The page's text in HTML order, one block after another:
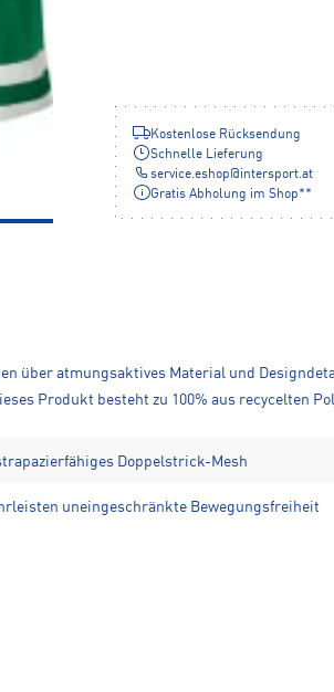
Kostenlose Rücksendung
Schnelle Lieferung
service.eshop@intersport.at
Gratis Abholung im Shop**
über atmungsaktives Material und
Produkt besteht zu 100% aus recycelten
Doppelstrick-Mesh
uneingeschränkte Bewegungsfreiheit